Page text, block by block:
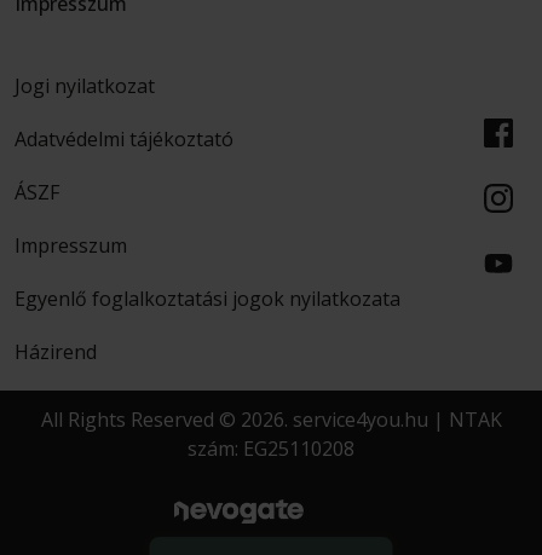
Jogi nyilatkozat
Adatvédelmi tájékoztató
ÁSZF
Impresszum
Egyenlő foglalkoztatási jogok nyilatkozata
Házirend
All Rights Reserved © 2026. service4you.hu | NTAK
szám: EG25110208